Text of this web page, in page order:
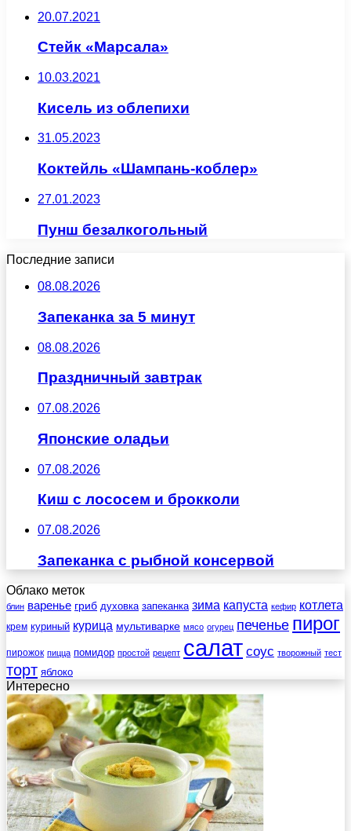
20.07.2021
Стейк «Марсала»
10.03.2021
Кисель из облепихи
31.05.2023
Коктейль «Шампань-коблер»
27.01.2023
Пунш безалкогольный
Последние записи
08.08.2026
Запеканка за 5 минут
08.08.2026
Праздничный завтрак
07.08.2026
Японские оладьи
07.08.2026
Киш с лососем и брокколи
07.08.2026
Запеканка с рыбной консервой
Облако меток
блин варенье гриб духовка запеканка зима капуста кефир котлета
крем куриный курица мультиварке мясо огурец печенье пирог
пирожок пицца помидор простой рецепт салат соус творожный тест
торт яблоко
Интересно